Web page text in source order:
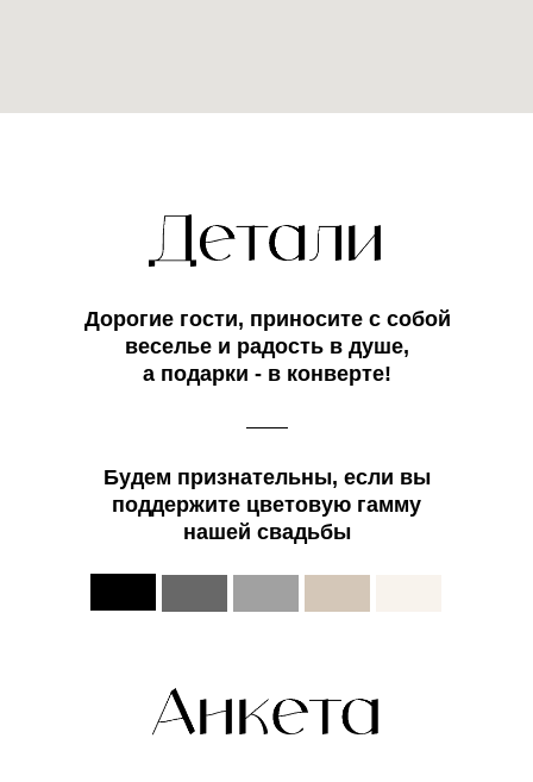
Дорогие гости, приносите с собой
веселье и радость в душе,
а подарки - в конверте!
Будем признательны, если вы
поддержите цветовую гамму
нашей свадьбы